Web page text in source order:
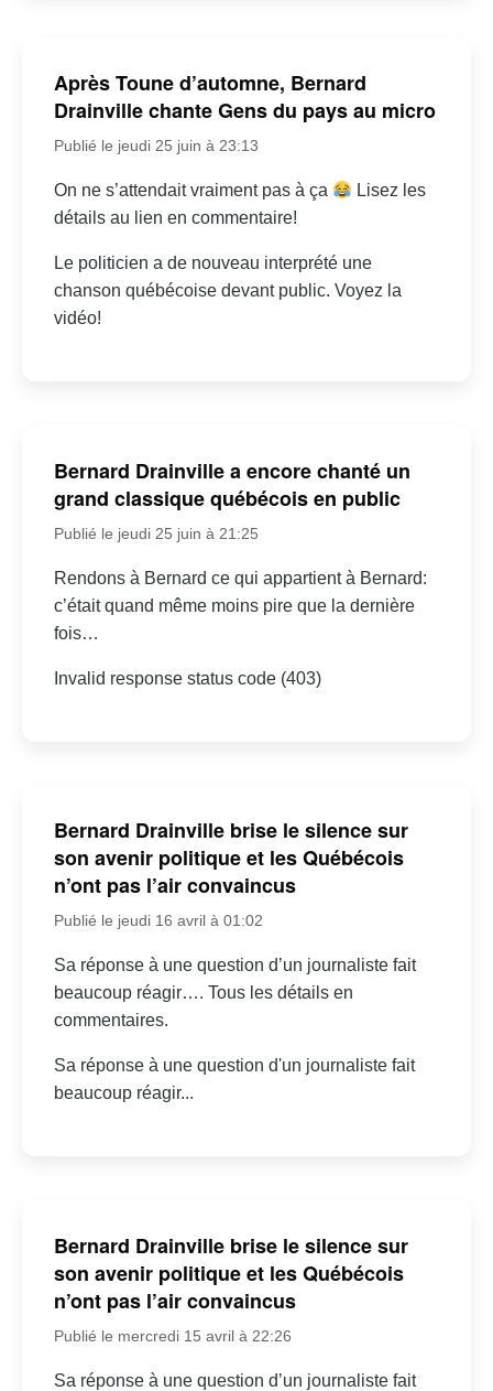
Après Toune d’automne, Bernard
Drainville chante Gens du pays au micro
Publié le jeudi 25 juin à 23:13
On ne s’attendait vraiment pas à ça
Lisez les
détails au lien en commentaire!
Le politicien a de nouveau interprété une
chanson québécoise devant public. Voyez la
vidéo!
Bernard Drainville a encore chanté un
grand classique québécois en public
Publié le jeudi 25 juin à 21:25
Rendons à Bernard ce qui appartient à Bernard:
c’était quand même moins pire que la dernière
fois…
Invalid response status code (403)
Bernard Drainville brise le silence sur
son avenir politique et les Québécois
n’ont pas l’air convaincus
Publié le jeudi 16 avril à 01:02
Sa réponse à une question d’un journaliste fait
beaucoup réagir…. Tous les détails en
commentaires.
Sa réponse à une question d'un journaliste fait
beaucoup réagir...
Bernard Drainville brise le silence sur
son avenir politique et les Québécois
n’ont pas l’air convaincus
Publié le mercredi 15 avril à 22:26
Sa réponse à une question d’un journaliste fait